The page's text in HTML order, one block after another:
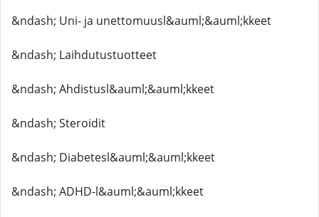
&ndash; Uni- ja unettomuusl&auml;&auml;kkeet
&ndash; Laihdutustuotteet
&ndash; Ahdistusl&auml;&auml;kkeet
&ndash; Steroidit
&ndash; Diabetesl&auml;&auml;kkeet
&ndash; ADHD-l&auml;&auml;kkeet